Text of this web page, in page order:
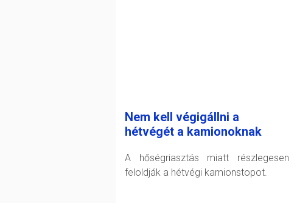
Nem kell végigállni a
hétvégét a kamionoknak
A hőségriasztás miatt részlegesen
feloldják a hétvégi kamionstopot.